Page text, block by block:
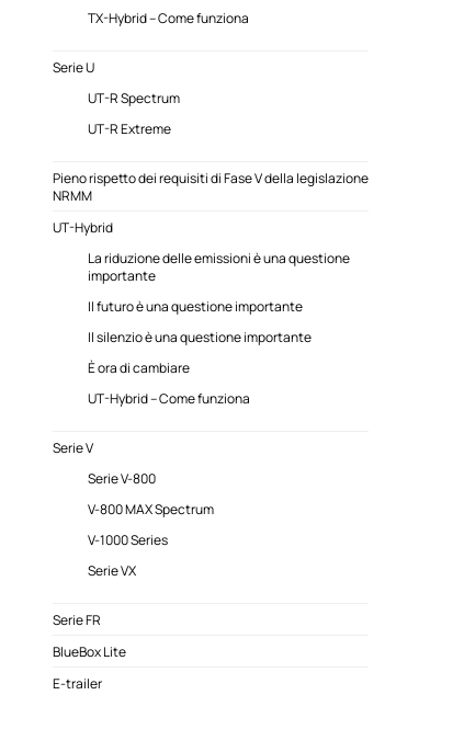
TX-Hybrid – Come funziona
Serie U
UT-R Spectrum
UT-R Extreme
Pieno rispetto dei requisiti di Fase V della legislazione
NRMM
UT-Hybrid
La riduzione delle emissioni è una questione
importante
Il futuro è una questione importante
Il silenzio è una questione importante
È ora di cambiare
UT-Hybrid – Come funziona
Serie V
Serie V-800
V-800 MAX Spectrum
V-1000 Series
Serie VX
Serie FR
BlueBox Lite
E-trailer